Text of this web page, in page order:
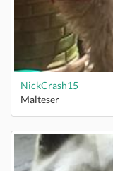
NickCrash15
Malteser